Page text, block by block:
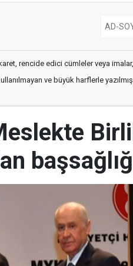
rencide edici cümleler veya
ve büyük harflerle